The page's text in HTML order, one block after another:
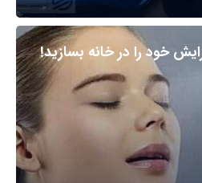
خود را در خانه بسازید!